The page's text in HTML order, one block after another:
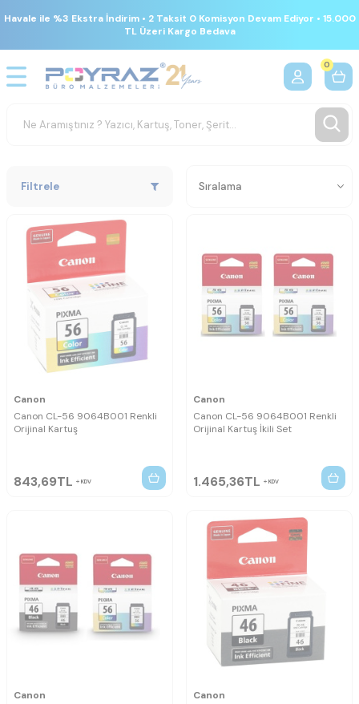
Havale ile %3 Ekstra İndirim • 2 Taksit 0 Komisyon Devam Ediyor • 15.000
TL Üzeri Kargo Bedava
0
Filtrele
Canon
Canon CL-56 9064B001 Renkli
Orijinal Kartuş
843,69TL KDV
Canon
Canon CL-56 9064B001 Renkli
Orijinal Kartuş İkili Set
1.465,36TL KDV
Canon
Canon